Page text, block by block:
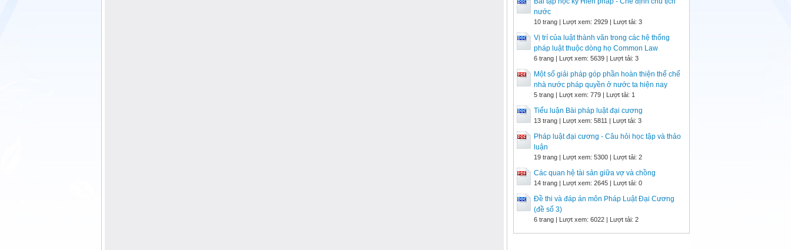
nước
10 trang | Lượt xem: 2929 | Lượt tải: 3
Vị trí của luật thành văn trong các hệ thống
pháp luật thuộc dòng họ Common Law
6 trang | Lượt xem: 5639 | Lượt tải: 3
Một số giải pháp góp phần hoàn thiện thể chế
nhà nước pháp quyền ở nước ta hiện nay
5 trang | Lượt xem: 779 | Lượt tải: 1
Tiểu luận Bài pháp luật đại cương
13 trang | Lượt xem: 5811 | Lượt tải: 3
Pháp luật đại cương - Câu hỏi học tập và thảo
luận
19 trang | Lượt xem: 5300 | Lượt tải: 2
Các quan hệ tài sản giữa vợ và chồng
14 trang | Lượt xem: 2645 | Lượt tải: 0
Đề thi và đáp án môn Pháp Luật Đại Cương
(đề số 3)
6 trang | Lượt xem: 6022 | Lượt tải: 2